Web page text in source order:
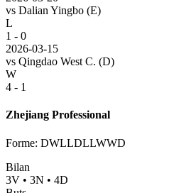
vs Dalian Yingbo (E)
L
1 - 0
2026-03-15
vs Qingdao West C. (D)
W
4 - 1
Zhejiang Professional
Forme: DWLLDLLWWD
Bilan
3V • 3N • 4D